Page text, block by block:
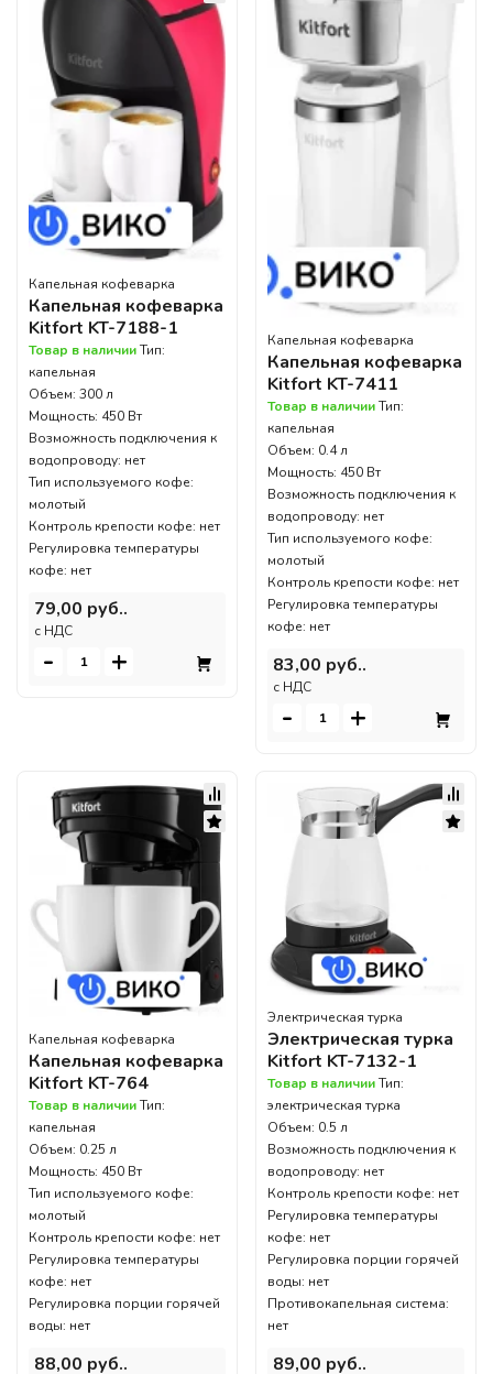
Капельная кофеварка
Капельная кофеварка
Kitfort KT-7188-1
Товар в наличииТип:
капельная
Объем: 300 л
Мощность: 450 Вт
Возможность подключения к
водопроводу: нет
Тип используемого кофе:
молотый
Контроль крепости кофе: нет
Регулировка температуры
кофе: нет
79,00 руб..
c НДС
- +
Капельная кофеварка
Капельная кофеварка
Kitfort KT-7411
Товар в наличииТип:
капельная
Объем: 0.4 л
Мощность: 450 Вт
Возможность подключения к
водопроводу: нет
Тип используемого кофе:
молотый
Контроль крепости кофе: нет
Регулировка температуры
кофе: нет
83,00 руб..
c НДС
- +
Капельная кофеварка
Капельная кофеварка
Kitfort KT-764
Товар в наличииТип:
капельная
Объем: 0.25 л
Мощность: 450 Вт
Тип используемого кофе:
молотый
Контроль крепости кофе: нет
Регулировка температуры
кофе: нет
Регулировка порции горячей
воды: нет
88,00 руб..
Электрическая турка
Электрическая турка
Kitfort KT-7132-1
Товар в наличииТип:
электрическая турка
Объем: 0.5 л
Возможность подключения к
водопроводу: нет
Контроль крепости кофе: нет
Регулировка температуры
кофе: нет
Регулировка порции горячей
воды: нет
Противокапельная система:
нет
89,00 руб..